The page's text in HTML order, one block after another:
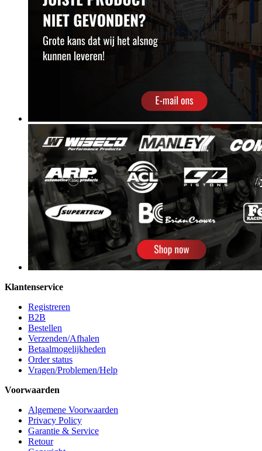
Klantenservice
Registreren
B2B
Bestellen
Verzenden/Afhalen
Betaalmogelijkheden
Order status
Vragen/Problemen/Help
Voorwaarden
Algemene Voorwaarden
Privacy Policy
Garantie & Service
Retour